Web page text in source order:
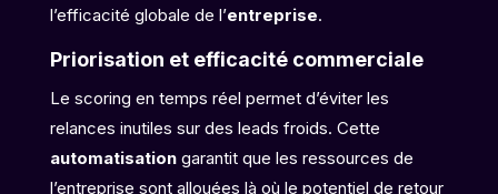
l’efficacité globale de l’entreprise.
Priorisation et efficacité commerciale
Le scoring en temps réel permet d’éviter les
relances inutiles sur des leads froids. Cette
automatisationgarantit que les ressources de
l’entreprise sont allouées là où le potentiel de retour